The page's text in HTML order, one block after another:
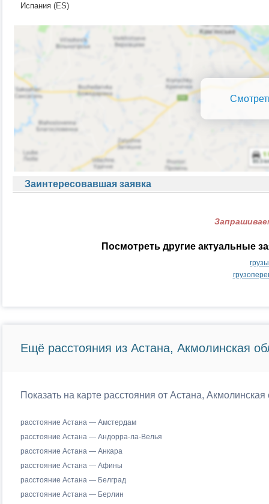
Испания (ES)
Заинтересовавшая заявка
Посмотреть другие актуальные
Ещё расстояния из Астана, Акмолинская
Показать на карте расстояния от Астана,
расстояние Астана — Амстердам
расстояние Астана — Андорра-ла-Велья
расстояние Астана — Анкара
расстояние Астана — Афины
расстояние Астана — Белград
расстояние Астана — Берлин